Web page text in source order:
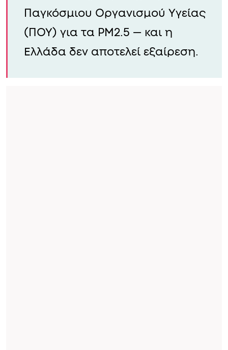
Παγκόσμιου Οργανισμού Υγείας
(ΠΟΥ) για τα PM2.5 — και η
Ελλάδα δεν αποτελεί εξαίρεση.